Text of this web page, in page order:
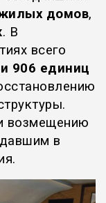
домов,
. В
всего
906 единиц
возмещению
в